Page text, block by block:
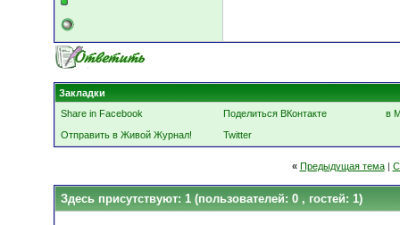
Закладки
Share in Facebook
Поделиться ВКонтакте
в
Отправить в Живой Журнал!
Twitter
« Предыдущая тема|
Здесь присутствуют: 1 (пользователей: 0 , гостей: 1)